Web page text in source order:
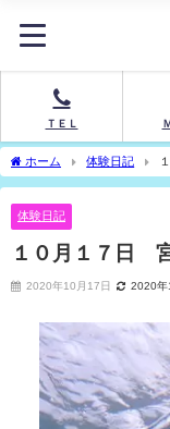
ＴＥＬ
ホーム 体験日記
体験日記
１０月１７日
2020年10月17日 2020年